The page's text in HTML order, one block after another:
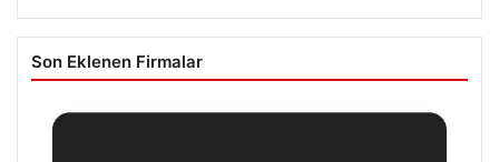
Son Eklenen Firmalar